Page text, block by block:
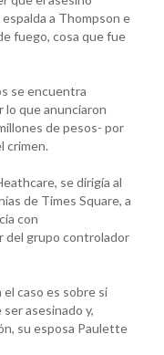
a Thompson e
fuego, cosa que fue
se encuentra
lo que anunciaron
de pesos- por
crimen.
se dirigía al
de Times Square, a
con
del grupo controlador
caso es sobre si
asesinado y,
su esposa Paulette